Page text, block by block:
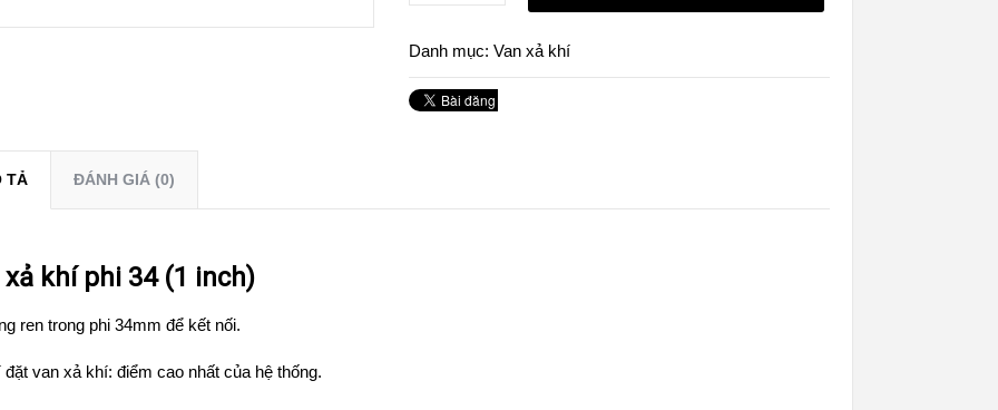
Danh mục:Van xả khí
TẢ ĐÁNH GIÁ (0)
xả khí phi 34 (1 inch)
ren trong phi 34mm để kết nối.
đặt van xả khí: điểm cao nhất của hệ thống.